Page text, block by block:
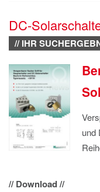
DATENSCHUTZ
DC-
// IHR
und
// Download //